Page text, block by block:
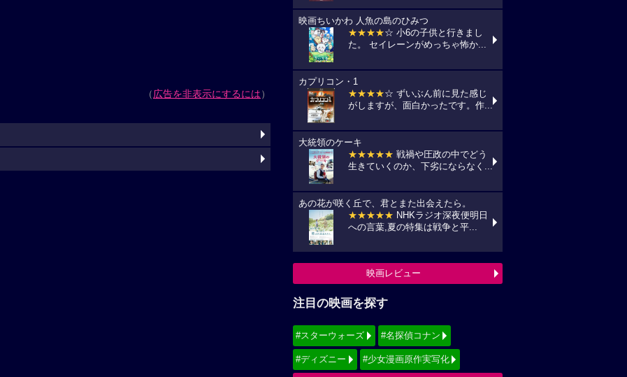
（広告を非表示にするには）
映画ちいかわ 人魚の島のひみつ
★★★★☆ 小6の子供と行きまし
た。 セイレーンがめっちゃ怖か...
カプリコン・1
★★★★☆ ずいぶん前に見た感じ
がしますが、面白かったです。作...
大統領のケーキ
★★★★★ 戦禍や圧政の中でどう
生きていくのか、下劣にならなく...
あの花が咲く丘で、君とまた出会えたら。
★★★★★ NHKラジオ深夜便明日
への言葉,夏の特集は戦争と平...
映画レビュー
注目の映画を探す
#スターウォーズ #名探偵コナン
#ディズニー #少女漫画原作実写化